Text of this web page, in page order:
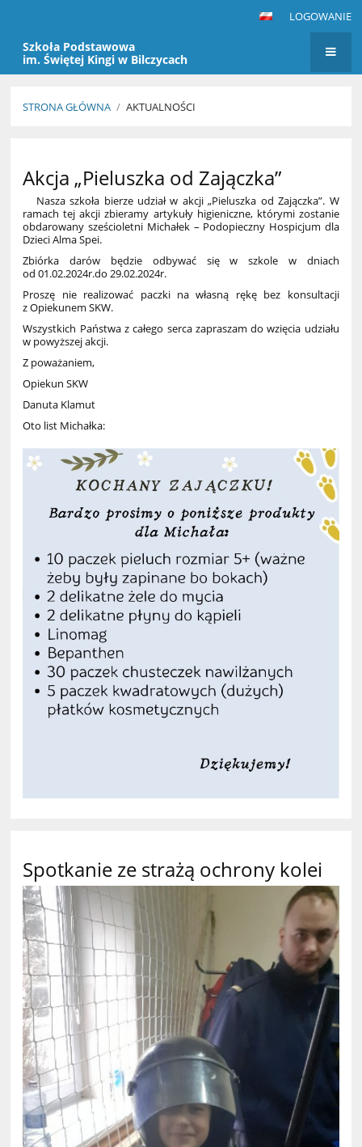
LOGOWANIE
Szkoła Podstawowa
im. Świętej Kingi w Bilczycach
STRONA GŁÓWNA / AKTUALNOŚCI
Akcja „Pieluszka od Zajączka”
Nasza szkoła bierze udział w akcji „Pieluszka od Zajączka”. W
ramach tej akcji zbieramy artykuły higieniczne, którymi zostanie
obdarowany sześcioletni Michałek – Podopieczny Hospicjum dla
Dzieci Alma Spei.
Zbiórka darów będzie odbywać się w szkole w dniach
od 01.02.2024r.do 29.02.2024r.
Proszę nie realizować paczki na własną rękę bez konsultacji
z Opiekunem SKW.
Wszystkich Państwa z całego serca zapraszam do wzięcia udziału
w powyższej akcji.
Z poważaniem,
Opiekun SKW
Danuta Klamut
Oto list Michałka:
Spotkanie ze strażą ochrony kolei